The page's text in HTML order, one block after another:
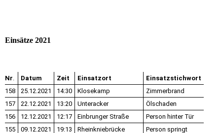
Einsätze 2021
Nr. Datum Zeit Einsatzort
Einsatzstichwort
158
25.12.2021 14:30 Klosekamp
Zimmerbrand
157
22.12.2021 13:20 Unteracker
Ölschaden
156
12.12.2021 12:17 Einbrunger Straße
Person hinter Tür
155
09.12.2021 19:13 Rheinkniebrücke
Person springt